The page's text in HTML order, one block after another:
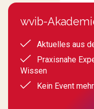
wvib-
Aktuelles aus
Praxisnahe
Wissen
Kein Event